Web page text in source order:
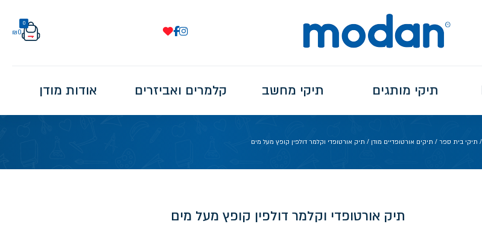
0
₪0
תיקי מותגים תיקי מחשב קלמרים ואביזרים אודות מודן
/ תיקי בית ספר / תיקים אורטופדיים מודן / תיק אורטופדי וקלמר דולפין קופץ מעל מים
תיק אורטופדי וקלמר דולפין קופץ מעל מים